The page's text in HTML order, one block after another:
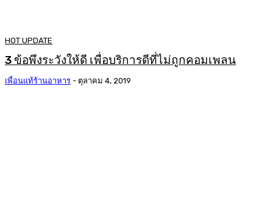
HOT UPDATE
3 ข้อพึงระวังให้ดี เพื่อบริการดีที่ไม่ถูกคอมเพลน
เพื่อนแท้ร้านอาหาร - ตุลาคม 4, 2019